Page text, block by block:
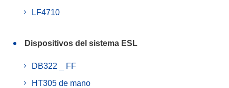
LF4710
Dispositivos del sistema ESL
DB322 _ FF
HT305 de mano